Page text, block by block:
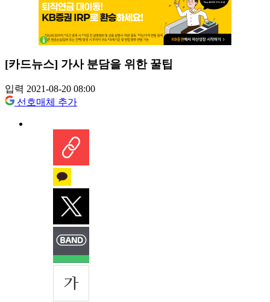
[카드뉴스] 가사 분담을 위한 꿀팁
입력 2021-08-20 08:00
선호매체 추가